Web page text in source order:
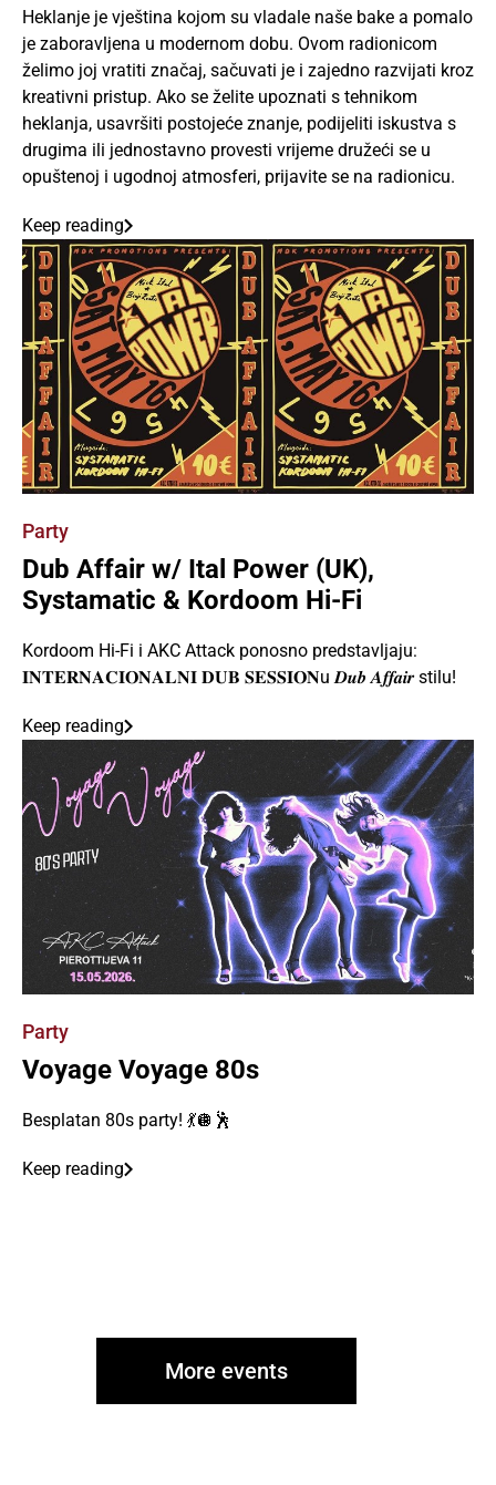
Heklanje je vještina kojom su vladale naše bake a pomalo
je zaboravljena u modernom dobu. Ovom radionicom
želimo joj vratiti značaj, sačuvati je i zajedno razvijati kroz
kreativni pristup. Ako se želite upoznati s tehnikom
heklanja, usavršiti postojeće znanje, podijeliti iskustva s
drugima ili jednostavno provesti vrijeme družeći se u
opuštenoj i ugodnoj atmosferi, prijavite se na radionicu.
Keep reading
Party
Dub Affair w/ Ital Power (UK),
Systamatic & Kordoom Hi-Fi
Kordoom Hi-Fi i AKC Attack ponosno predstavljaju:
𝐈𝐍𝐓𝐄𝐑𝐍𝐀𝐂𝐈𝐎𝐍𝐀𝐋𝐍𝐈 𝐃𝐔𝐁 𝐒𝐄𝐒𝐒𝐈𝐎𝐍u 𝑫𝒖𝒃 𝑨𝒇𝒇𝒂𝒊𝒓 stilu!
Keep reading
Party
Voyage Voyage 80s
Besplatan 80s party! 💃🪩🕺
Keep reading
More events